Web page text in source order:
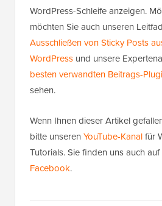
WordPress-Schleife anzeigen.
möchten Sie auch unseren
Ausschließen von Sticky Posts
WordPress und unsere
besten verwandten Beitrags-
sehen.
Wenn Ihnen dieser Artikel
bitte unseren YouTube-Kanalfür
Tutorials. Sie finden uns auch auf
Facebook.